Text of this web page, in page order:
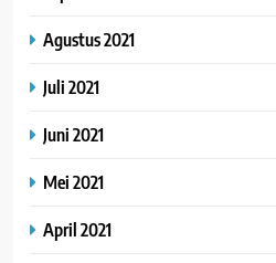
Agustus 2021
Juli 2021
Juni 2021
Mei 2021
April 2021